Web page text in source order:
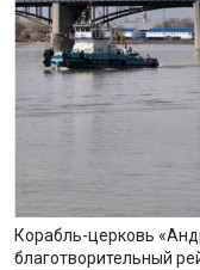
Корабль-церковь
благотворительный